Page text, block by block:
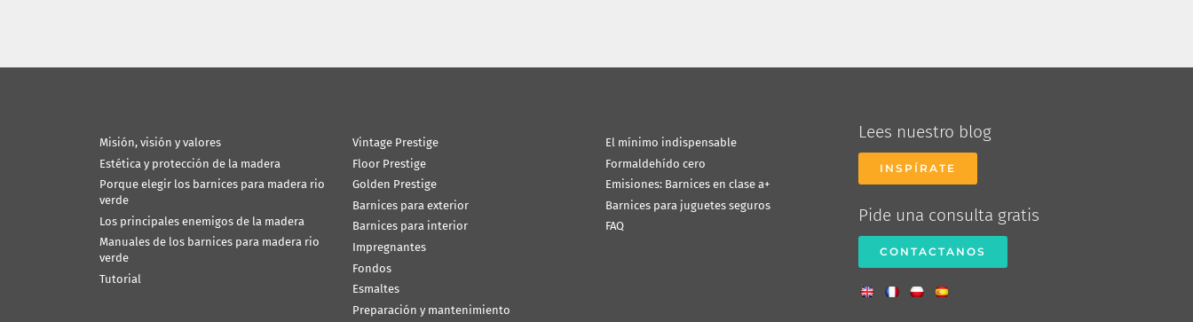
Misión, visión y valores
Estética y protección de la madera
Porque elegir los barnices para madera rio
verde
Los principales enemigos de la madera
Manuales de los barnices para madera rio
verde
Tutorial
Vintage Prestige
Floor Prestige
Golden Prestige
Barnices para exterior
Barnices para interior
Impregnantes
Fondos
Esmaltes
Preparación y mantenimiento
El mínimo indispensable
Formaldehído cero
Emisiones: Barnices en clase a+
Barnices para juguetes seguros
FAQ
Lees nuestro blog
INSPÍRATE
Pide una consulta gratis
CONTACTANOS